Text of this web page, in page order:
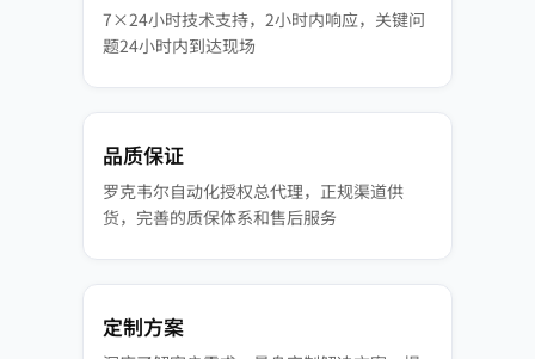
7×24小时技术支持，2小时内响应，关键问
题24小时内到达现场
品质保证
罗克韦尔自动化授权总代理，正规渠道供
货，完善的质保体系和售后服务
定制方案